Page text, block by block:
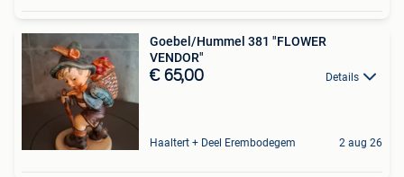
Goebel/Hummel 381 "FLOWER
VENDOR"
€ 65,00 Details
Haaltert + Deel Erembodegem 2 aug 26